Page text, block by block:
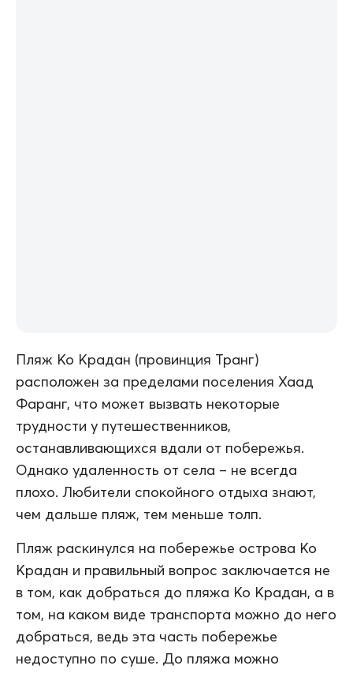
Пляж Ко Крадан (провинция Транг)
расположен за пределами поселения Хаад
Фаранг, что может вызвать некоторые
трудности у путешественников,
останавливающихся вдали от побережья.
Однако удаленность от села – не всегда
плохо. Любители спокойного отдыха знают,
чем дальше пляж, тем меньше толп.
Пляж раскинулся на побережье острова Ко
Крадан и правильный вопрос заключается не
в том, как добраться до пляжа Ко Крадан, а в
том, на каком виде транспорта можно до него
добраться, ведь эта часть побережье
недоступно по суше. До пляжа можно